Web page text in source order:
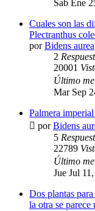
Sab Ene
Cuales son las
Plectranthus
porBidens aurea
2
20001
Último
Mar Sep
Palmera
porBidens
5
22789
Último
Jue Jul
Dos plantas
la otra se parece